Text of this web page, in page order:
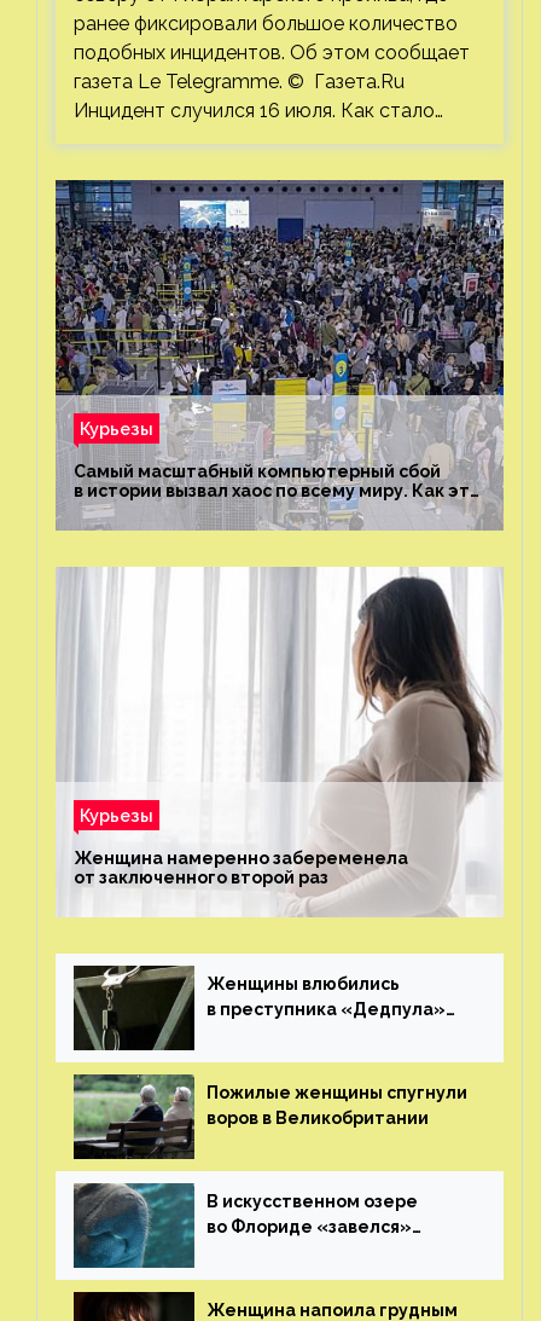
ранее фиксировали большое количество
подобных инцидентов. Об этом сообщает
газета Le Telegramme. © Газета.Ru
Инцидент случился 16 июля. Как стало…
Курьезы
Самый масштабный компьютерный сбой
в истории вызвал хаос по всему миру. Как это
было?
Курьезы
Женщина намеренно забеременела
от заключенного второй раз
Женщины влюбились
в преступника «Дедпула»
ему жизнь
Пожилые женщины спугнули
воров в Великобритании
В искусственном озере
во Флориде «завелся»
Женщина напоила грудным